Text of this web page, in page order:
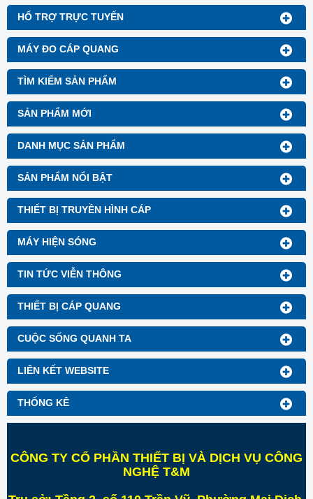
HỔ TRỢ TRỰC TUYẾN
MÁY ĐO CÁP QUANG
TÌM KIẾM SẢN PHẨM
SẢN PHẨM MỚI
DANH MỤC SẢN PHẨM
SẢN PHẨM NỔI BẬT
THIẾT BỊ TRUYỀN HÌNH CÁP
MÁY HIỆN SÓNG
TIN TỨC VIỄN THÔNG
THIẾT BỊ CÁP QUANG
CUỘC SỐNG QUANH TA
LIÊN KẾT WEBSITE
THỐNG KÊ
CÔNG TY CỔ PHẦN THIẾT BỊ VÀ DỊCH VỤ CÔNG
NGHỆ T&M